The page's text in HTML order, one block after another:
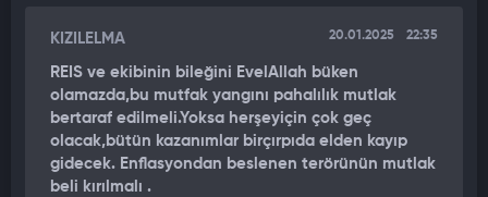
KIZILELMA 20.01.2025 22:35
REIS ve ekibinin bileğini EvelAllah büken
olamazda,bu mutfak yangını pahalılık mutlak
bertaraf edilmeli.Yoksa herşeyiçin çok geç
olacak,bütün kazanımlar birçırpıda elden kayıp
gidecek. Enflasyondan beslenen terörünün mutlak
beli kırılmalı .